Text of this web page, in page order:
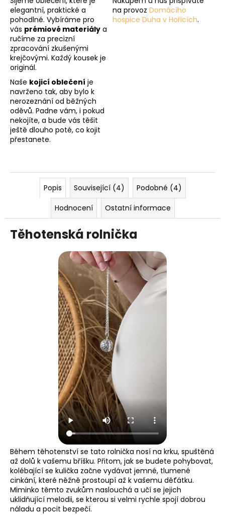
elegantní, praktické a
pohodlné. Vybíráme pro
vás prémiové materiály a
ručíme za precizní
zpracování zkušenými
krejčovými. Každý kousek je
originál.
Naše kojicí oblečení je
navrženo tak, aby bylo k
nerozeznání od běžných
oděvů. Padne vám, i pokud
nekojíte, a bude vás těšit
ještě dlouho poté, co kojit
přestanete.
na provoz Domácího
hospice Duha v Hořicích.
Popis Související (4)
Podobné (4)
Hodnocení
Ostatní informace
Těhotenská rolnička
Během těhotenství se tato rolnička nosí na krku, spuštěná
až dolů k vašemu bříšku. Přitom, jak se budete pohybovat,
kolébající se kulička začne vydávat jemné, tlumené
cinkání, které něžně prostoupí až k vašemu děťátku.
Miminko těmto zvukům naslouchá a učí se jejich
uklidňující melodii, se kterou si velmi rychle spojí dobrou
náladu a pocit bezpečí.